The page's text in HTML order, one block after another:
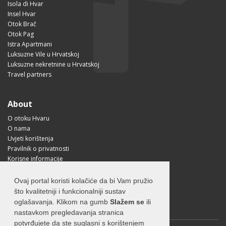
Ovaj portal koristi kolačiće da bi Vam pružio
što kvalitetniji i funkcionalniji sustav
oglašavanja. Klikom na gumb Slažem se ili
nastavkom pregledavanja stranica
potvrđujete da ste suglasni s korištenjem
Isola di Hvar
Insel Hvar
Otok Brač
Otok Pag
Istra Apartmani
Luksuzne Vile u Hrvatskoj
Luksuzne nekretnine u Hrvatskoj
Travel partners
About
O otoku Hvaru
O nama
Uvjeti korištenja
Pravilnik o privatnosti
Korisne informacije
Free Mobile App
Visit Croatia